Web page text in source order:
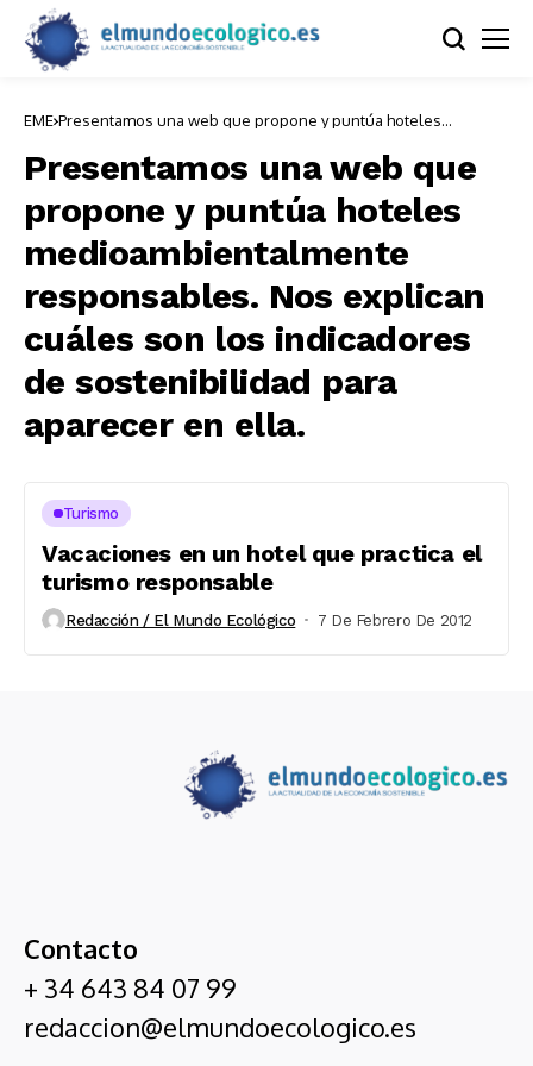
EME Presentamos una web que propone y puntúa hoteles
los indicadores de sostenibilidad para aparecer en ella.
Presentamos una web que
propone y puntúa hoteles
medioambientalmente
responsables. Nos explican
cuáles son los indicadores
de sostenibilidad para
aparecer en ella.
Turismo
Vacaciones en un hotel que practica el
turismo responsable
Redacción / El Mundo Ecológico 7 De Febrero De 2012
Contacto
+ 34 643 84 07 99
redaccion@elmundoecologico.es